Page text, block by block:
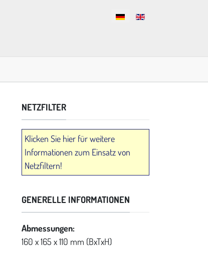
Sprache auswählen
NETZFILTER
Klicken Sie hier für weitere
Informationen zum Einsatz von
Netzfiltern!
GENERELLE INFORMATIONEN
Abmessungen:
160 x 165 x 110 mm (BxTxH)